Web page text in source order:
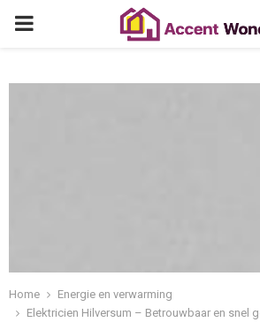
PRIMARY
Home
Energie en verwarming
Elektricien Hilversum – Betrouwbaar en snel